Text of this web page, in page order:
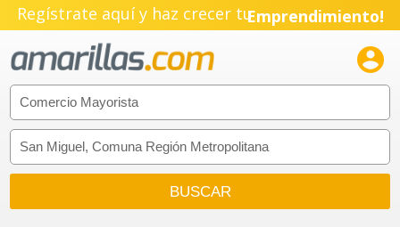
Regístrate aquí y haz crecer tuEmprendimiento!
